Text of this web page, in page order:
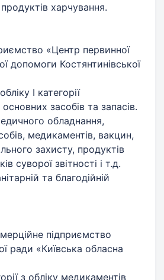
харчування.
«Центр первинної
допомоги Костянтинівської
І категорії
засобів та запасів.
обладнання,
медикаментів, вакцин,
захисту, продуктів
суворої звітності і т.д.
та благодійній
підприємство
ради «Київська обласна
з обліку медикаментів